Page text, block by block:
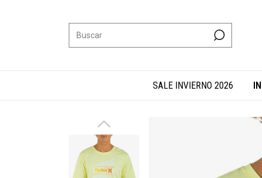
SALE INVIERNO 2026